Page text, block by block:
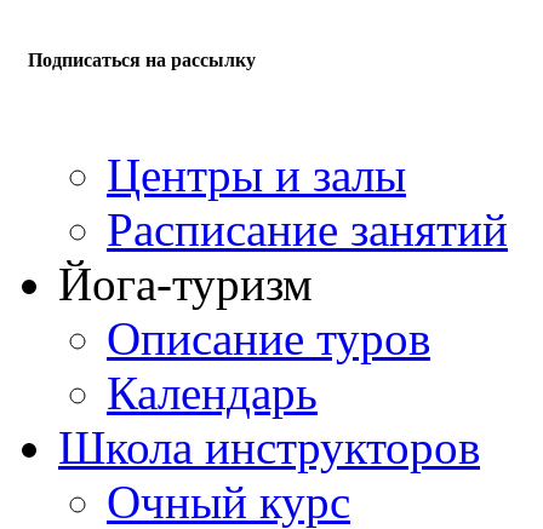
Подписаться на рассылку
Центры и залы
Расписание занятий
Йога-туризм
Описание туров
Календарь
Школа инструкторов
Очный курс